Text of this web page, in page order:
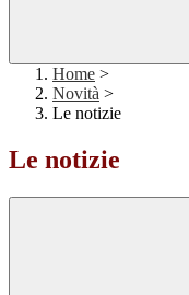
Home >
Novità >
Le notizie
Le notizie